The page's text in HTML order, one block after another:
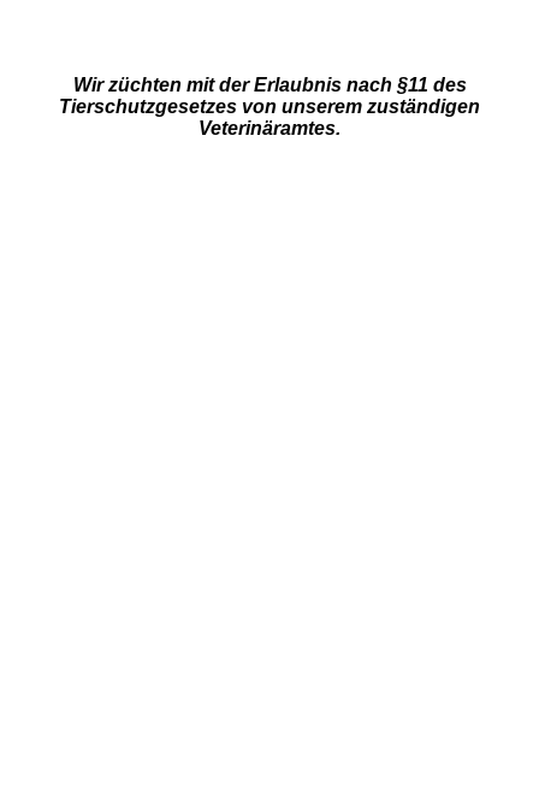
Wir züchten mit der Erlaubnis nach §11 des
Tierschutzgesetzes von unserem zuständigen
Veterinäramtes.